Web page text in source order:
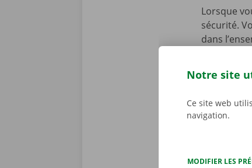
Lorsque
sécurité.
dans
preniez le
Notre site
Ce site web
navigation.
MODIFIER LES